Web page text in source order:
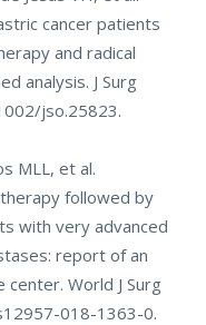
cancer patients
and radical
analysis. J Surg
jso.25823.
MLL, et al.
followed by
with very advanced
report of an
World J Surg
018-1363-0.